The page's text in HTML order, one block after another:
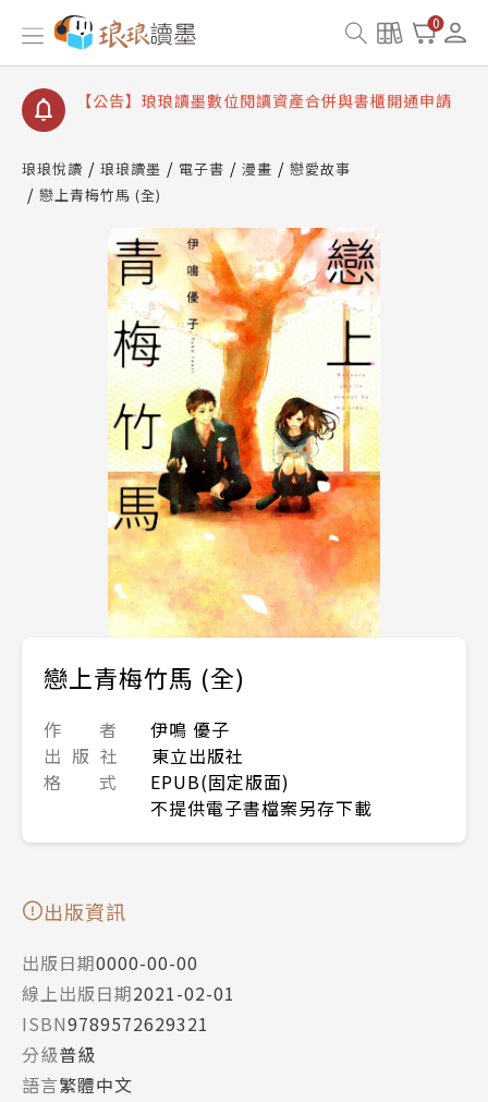
0
【公告】因 Readmoo 讀墨系統維護中，本站同步暫
停部分閱讀服務
【公告】琅琅讀墨數位閱讀資產合併與書櫃開通申請
【公告】琅琅讀墨書櫃開通常見問題
請圖文教學
【公告】琅琅書店服務升級重要說明及資產合併結果
查詢
【公告】因 Readmoo 讀墨系統維護中，本站同步暫
停部分閱讀服務
琅琅悅讀 琅琅讀墨 電子書 漫畫
戀愛故事
戀上青梅竹馬 (全)
戀上青梅竹馬 (全)
作 者
伊鳴 優子
出 版 社
東立出版社
格 式
EPUB(固定版面)
不提供電子書檔案另存下載
出版資訊
出版日期0000-00-00
線上出版日期2021-02-01
ISBN9789572629321
分級普級
語言繁體中文